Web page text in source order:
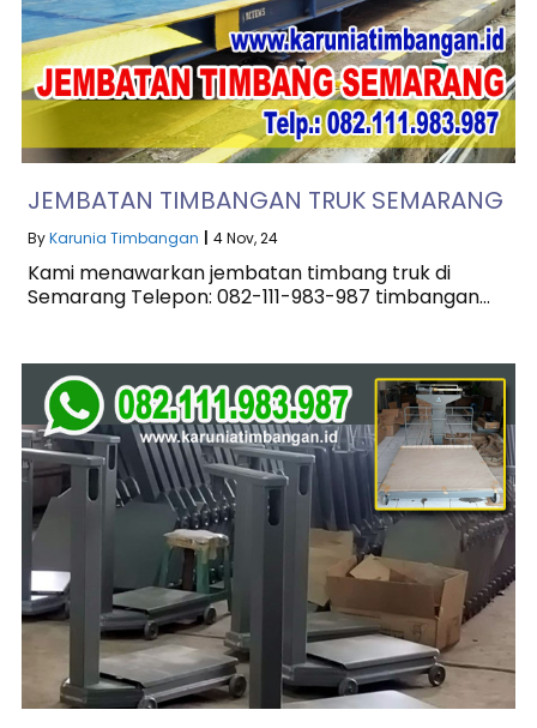
JEMBATAN TIMBANGAN TRUK SEMARANG
ByKarunia Timbangan 4Nov, 24
Kami menawarkan jembatan timbang truk di
Semarang Telepon: 082-111-983-987 timbangan…